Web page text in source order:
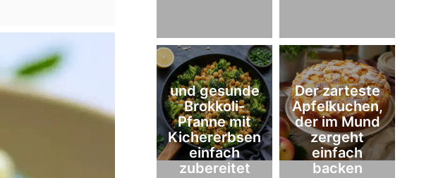
und gesunde
Brokkoli-
Pfanne mit
Kichererbsen
einfach
zubereitet
Der zarteste
Apfelkuchen,
der im Mund
zergeht
einfach
backen